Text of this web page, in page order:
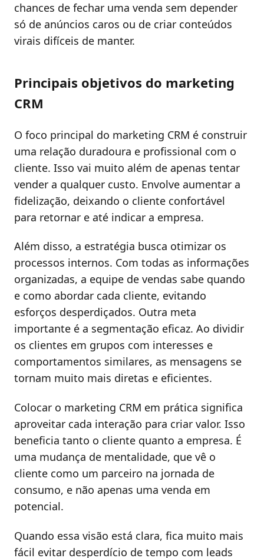
chances de fechar uma venda sem depender
só de anúncios caros ou de criar conteúdos
virais difíceis de manter.
Principais objetivos do marketing
CRM
O foco principal do marketing CRM é construir
uma relação duradoura e profissional com o
cliente. Isso vai muito além de apenas tentar
vender a qualquer custo. Envolve aumentar a
fidelização, deixando o cliente confortável
para retornar e até indicar a empresa.
Além disso, a estratégia busca otimizar os
processos internos. Com todas as informações
organizadas, a equipe de vendas sabe quando
e como abordar cada cliente, evitando
esforços desperdiçados. Outra meta
importante é a segmentação eficaz. Ao dividir
os clientes em grupos com interesses e
comportamentos similares, as mensagens se
tornam muito mais diretas e eficientes.
Colocar o marketing CRM em prática significa
aproveitar cada interação para criar valor. Isso
beneficia tanto o cliente quanto a empresa. É
uma mudança de mentalidade, que vê o
cliente como um parceiro na jornada de
consumo, e não apenas uma venda em
potencial.
Quando essa visão está clara, fica muito mais
fácil evitar desperdício de tempo com leads